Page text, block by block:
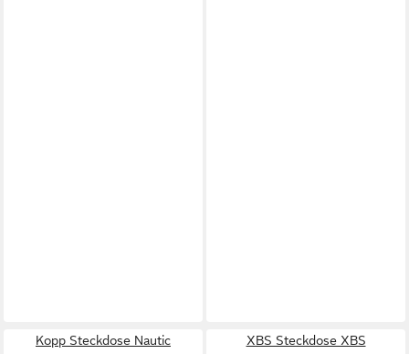
Kopp Steckdose Nautic
XBS Steckdose XBS